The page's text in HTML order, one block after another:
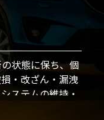
状態に保ち、個
・改ざん・漏洩
ステムの維持・